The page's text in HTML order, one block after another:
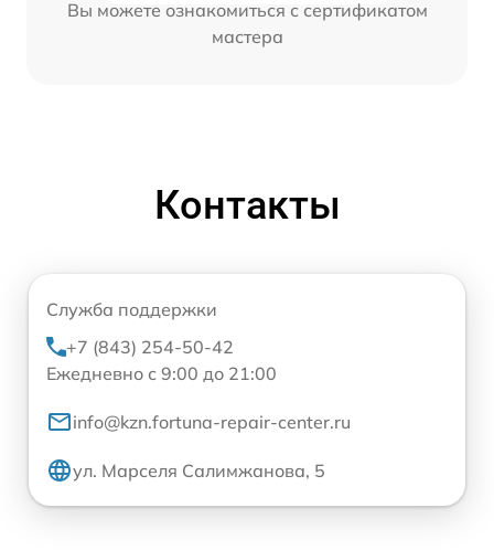
Вы можете ознакомиться с сертификатом
мастера
Контакты
Служба поддержки
+7 (843) 254-50-42
Ежедневно с 9:00 до 21:00
info@kzn.fortuna-repair-center.ru
ул. Марселя Салимжанова, 5